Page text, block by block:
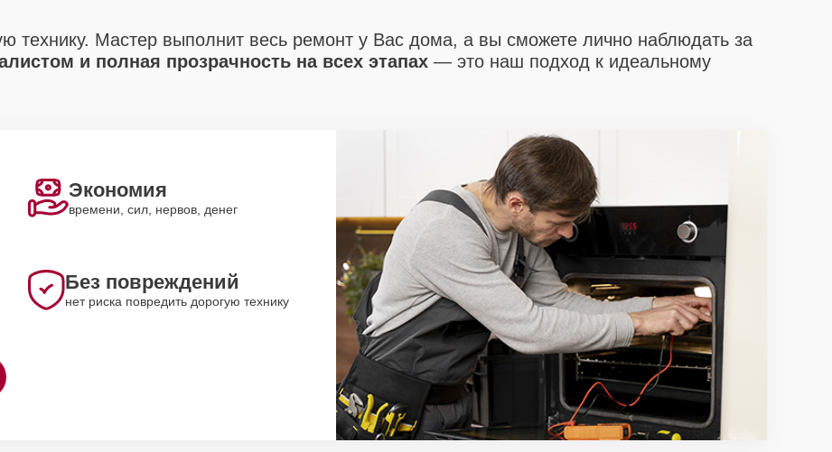
технику. Мастер выполнит весь ремонт у Вас дома, а вы сможете лично наблюдать за
и полная прозрачность на всех этапах — это наш подход к идеальному
Экономия
времени, сил, нервов, денег
Без повреждений
нет риска повредить дорогую технику